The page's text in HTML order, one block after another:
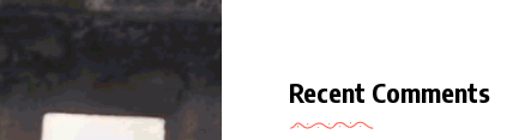
Recent Comments